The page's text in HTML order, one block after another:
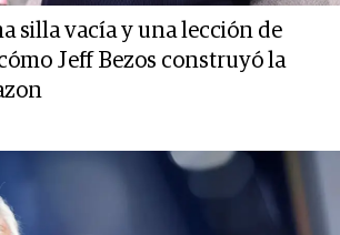
silla vacía y una lección de
Jeff Bezos construyó la